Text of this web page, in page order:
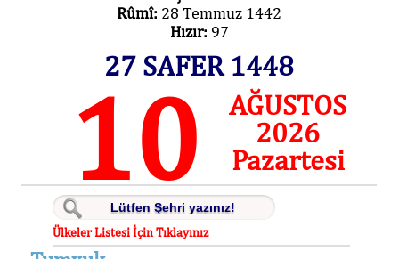
Rûmî: 28 Temmuz 1442
Hızır: 97
27 SAFER 1448
10
AĞUSTOS
2026
Pazartesi
Ülkeler Listesi İçin Tıklayınız